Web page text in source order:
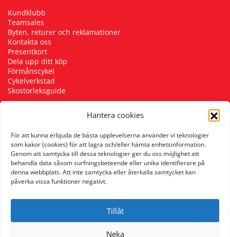
Hantera cookies
För att kunna erbjuda de bästa upplevelserna använder vi teknologier
som kakor (cookies) för att lagra och/eller hämta enhetsinformation.
Genom att samtycka till dessa teknologier ger du oss möjlighet att
behandla data såsom surfningsbeteende eller unika identifierare på
denna webbplats. Att inte samtycka eller återkalla samtycket kan
påverka vissa funktioner negativt.
Tillåt
Neka
Kundklubb
Teamsales
Byten, returer och reklamationer
Kontakta oss
Presentkort
Dela upp ditt köp
Förmånscykel
Cykelverkstad
Skostorleksguide
Följ oss